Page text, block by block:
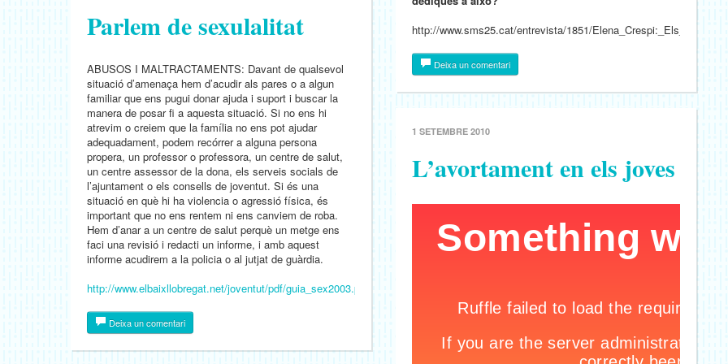
Parlem de sexulalitat
ABUSOS I MALTRACTAMENTS: Davant de qualsevol
situació d’amenaça hem d’acudir als pares o a algun
familiar que ens pugui donar ajuda i suport i buscar la
manera de posar fi a aquesta situació. Si no ens hi
atrevim o creiem que la família no ens pot ajudar
adequadament, podem recórrer a alguna persona
propera, un professor o professora, un centre de salut,
un centre assessor de la dona, els serveis socials de
l’ajuntament o els consells de joventut. Si és una
situació en què hi ha violencia o agressió física, és
important que no ens rentem ni ens canviem de roba.
Hem d’anar a un centre de salut perquè un metge ens
faci una revisió i redacti un informe, i amb aquest
informe acudirem a la policia o al jutjat de guàrdia.
http://www.elbaixllobregat.net/joventut/pdf/guia_sex2003.pdf
Deixa un comentari
http://www.sms25.cat/entrevista/1851/
Deixa un comentari
1 SETEMBRE 2010
L’avortament en els joves